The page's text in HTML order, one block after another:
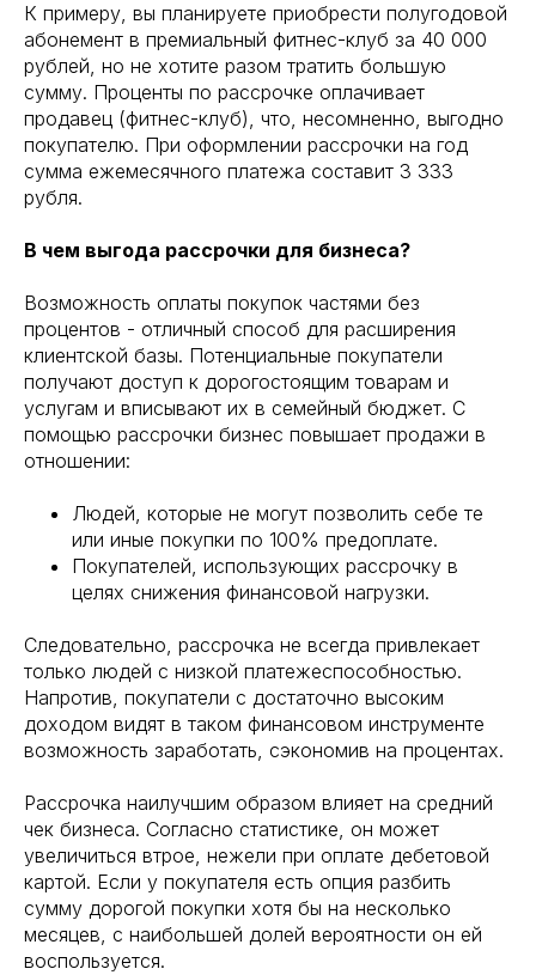
К примеру, вы планируете приобрести полугодовой
абонемент в премиальный фитнес-клуб за 40 000
рублей, но не хотите разом тратить большую
сумму. Проценты по рассрочке оплачивает
продавец (фитнес-клуб), что, несомненно, выгодно
покупателю. При оформлении рассрочки на год
сумма ежемесячного платежа составит 3 333
рубля.
В чем выгода рассрочки для бизнеса?
Возможность оплаты покупок частями без
процентов - отличный способ для расширения
клиентской базы. Потенциальные покупатели
получают доступ к дорогостоящим товарам и
услугам и вписывают их в семейный бюджет. С
помощью рассрочки бизнес повышает продажи в
отношении:
Людей, которые не могут позволить себе те
или иные покупки по 100% предоплате.
Покупателей, использующих рассрочку в
целях снижения финансовой нагрузки.
Следовательно, рассрочка не всегда привлекает
только людей с низкой платежеспособностью.
Напротив, покупатели с достаточно высоким
доходом видят в таком финансовом инструменте
возможность заработать, сэкономив на процентах.
Рассрочка наилучшим образом влияет на средний
чек бизнеса. Согласно статистике, он может
увеличиться втрое, нежели при оплате дебетовой
картой. Если у покупателя есть опция разбить
сумму дорогой покупки хотя бы на несколько
месяцев, с наибольшей долей вероятности он ей
воспользуется.